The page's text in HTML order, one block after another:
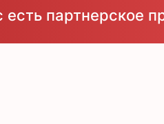
есть партнерское